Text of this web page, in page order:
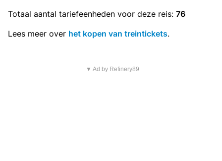
Totaal aantal tariefeenheden voor deze reis: 76
Lees meer over het kopen van treintickets.
▼ Ad by Refinery89